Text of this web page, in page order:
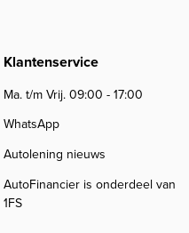
Klantenservice
Ma. t/m Vrij. 09:00 - 17:00
WhatsApp
Autolening nieuws
AutoFinancier is onderdeel van
1FS